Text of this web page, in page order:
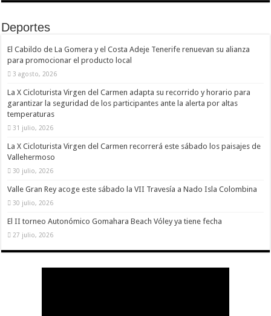
Deportes
El Cabildo de La Gomera y el Costa Adeje Tenerife renuevan su alianza
para promocionar el producto local
3 agosto, 2026
La X Cicloturista Virgen del Carmen adapta su recorrido y horario para
garantizar la seguridad de los participantes ante la alerta por altas
temperaturas
31 julio, 2026
La X Cicloturista Virgen del Carmen recorrerá este sábado los paisajes de
Vallehermoso
30 julio, 2026
Valle Gran Rey acoge este sábado la VII Travesía a Nado Isla Colombina
30 julio, 2026
El II torneo Autonómico Gomahara Beach Vóley ya tiene fecha
27 julio, 2026